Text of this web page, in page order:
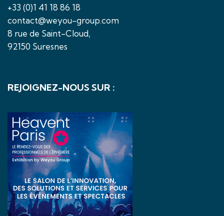
+33 (0)1 41 18 86 18
contact@weyou-group.com
8 rue de Saint-Cloud,
92150 Suresnes
REJOIGNEZ-NOUS SUR :